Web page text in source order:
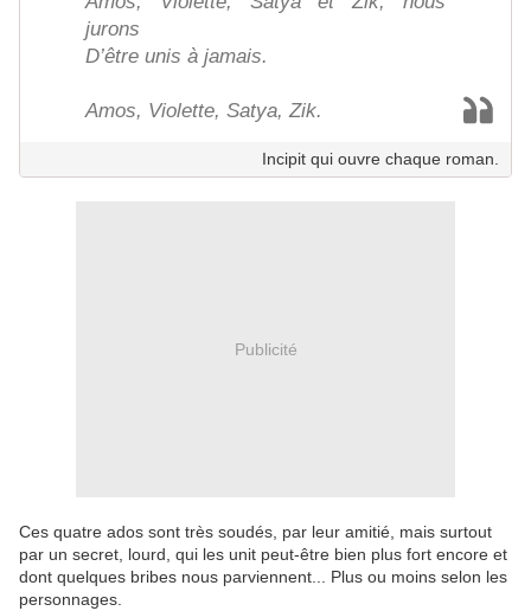
jurons
D’être unis à jamais.
Amos, Violette, Satya, Zik.
Incipit qui ouvre chaque roman.
Publicité
Ces quatre ados sont très soudés, par leur amitié, mais surtout
par un secret, lourd, qui les unit peut-être bien plus fort encore et
dont quelques bribes nous parviennent... Plus ou moins selon les
personnages.